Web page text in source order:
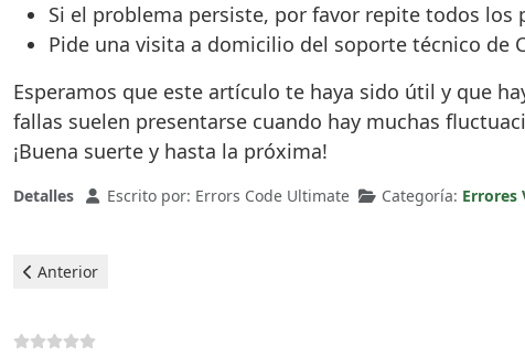
Si el problema persiste, por favor repite todos
Pide una visita a domicilio del soporte técnico de
Esperamos que este artículo te haya sido útil y que
fallas suelen presentarse cuando hay muchas
¡Buena suerte y hasta la próxima!
Detalles Escrito por: Errors Code Ultimate Categoría: Errores
Artículo anterior: Candy Vitrocerámicas - error E3
Anterior